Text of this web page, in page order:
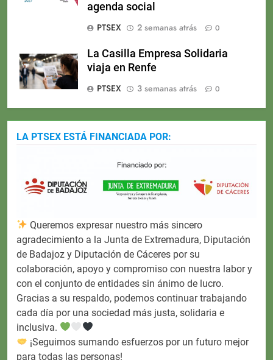
agenda social
PTSEX
2 semanas atrás 0
La Casilla Empresa Solidaria
viaja en Renfe
PTSEX
3 semanas atrás 0
LA PTSEX ESTÁ FINANCIADA POR:
Queremos expresar nuestro más sincero
agradecimiento a la Junta de Extremadura, Diputación
de Badajoz y Diputación de Cáceres por su
colaboración, apoyo y compromiso con nuestra labor y
con el conjunto de entidades sin ánimo de lucro.
Gracias a su respaldo, podemos continuar trabajando
cada día por una sociedad más justa, solidaria e
inclusiva.
¡Seguimos sumando esfuerzos por un futuro mejor
para todas las personas!